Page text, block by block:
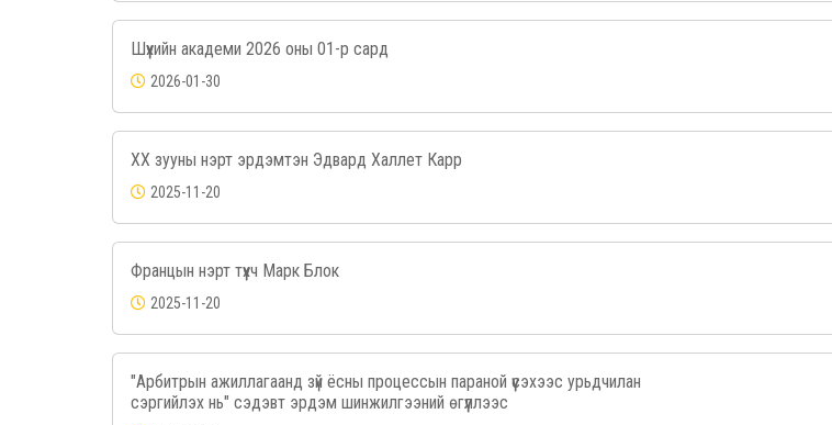
Шүүхийн академи 2026 оны 01-р сард
2026-01-30
XX зууны нэрт эрдэмтэн Эдвард Халлет Карр
2025-11-20
Францын нэрт түүхч Марк Блок
2025-11-20
"Арбитрын ажиллагаанд зүй ёсны процессын параной үүсэхээс урьдчилан
сэргийлэх нь" сэдэвт эрдэм шинжилгээний өгүүллээс